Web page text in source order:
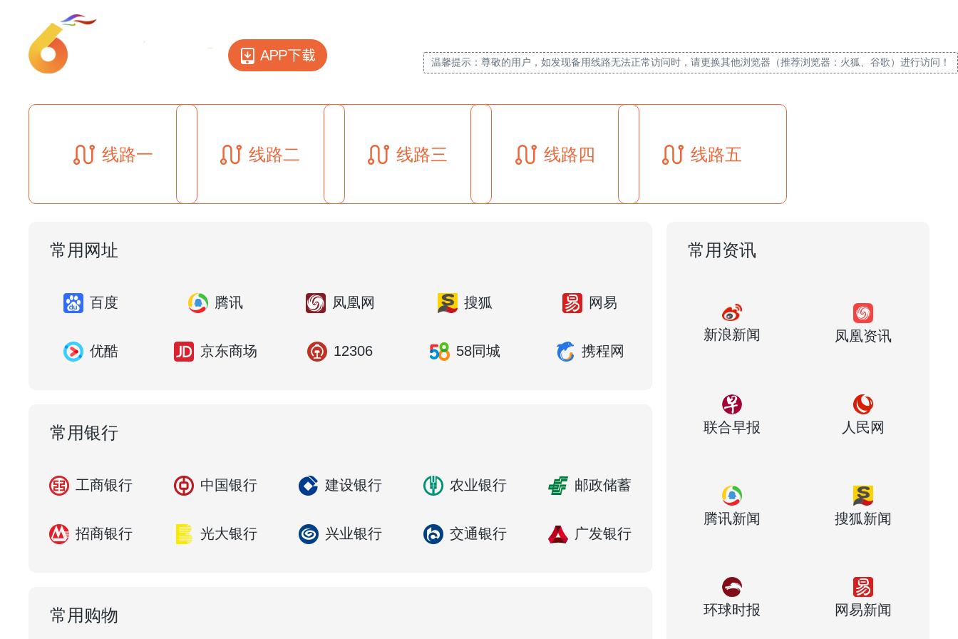
温馨提示：尊敬的用户，如发现备用线路无法正常访问时，请更换其他浏览器（推荐浏览器：火狐、谷歌）进行访问！
线路一 线路二 线路三 线路四 线路五
常用网址
百度 腾讯 凤凰网 搜狐 网易
优酷 京东商场 12306 58同城 携程网
常用银行
工商银行 中国银行 建设银行 农业银行 邮政储蓄
招商银行 光大银行 兴业银行 交通银行 广发银行
常用购物
常用资讯
新浪新闻 凤凰资讯
联合早报 人民网
腾讯新闻 搜狐新闻
环球时报 网易新闻